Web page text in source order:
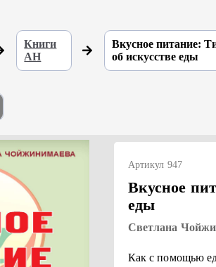
Книги
АН
Вкусное питание:
об искусстве еды
Артикул 947
Вкусное
еды
Светлана
Как с помощью